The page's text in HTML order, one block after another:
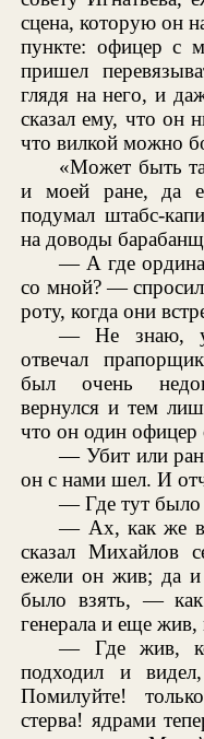
сцена, которую он
пункте: офицер с
пришел
глядя на него, и
сказал ему, что он
что вилкой можно
«Может быть
и моей ране, да
подумал штабс-
на доводы
— А где
со мной? —
роту, когда они
— Не знаю,
отвечал
был очень
вернулся и тем
что он один офицер
— Убит или
он с нами шел. И
— Где тут было
— Ах, как же
сказал Михайлов
ежели он жив; да и
было взять, — как
генерала и еще
— Где жив,
подходил и
Помилуйте!
стерва! ядрами